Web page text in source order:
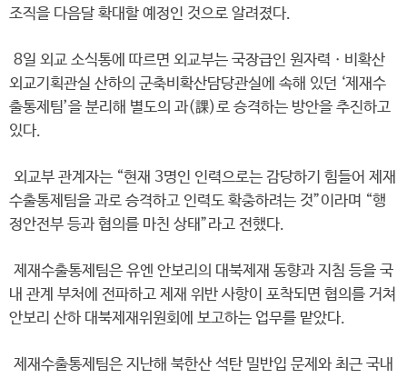
조직을 다음달 확대할 예정인 것으로 알려졌다.
8일 외교 소식통에 따르면 외교부는 국장급인 원자력ㆍ비확산
외교기획관실 산하의 군축비확산담당관실에 속해 있던 ‘제재수
출통제팀’을 분리해 별도의 과(課)로 승격하는 방안을 추진하고
있다.
외교부 관계자는 “현재 3명인 인력으로는 감당하기 힘들어 제재
수출통제팀을 과로 승격하고 인력도 확충하려는 것”이라며 “행
정안전부 등과 협의를 마친 상태”라고 전했다.
제재수출통제팀은 유엔 안보리의 대북제재 동향과 지침 등을 국
내 관계 부처에 전파하고 제재 위반 사항이 포착되면 협의를 거쳐
안보리 산하 대북제재위원회에 보고하는 업무를 맡았다.
제재수출통제팀은 지난해 북한산 석탄 밀반입 문제와 최근 국내